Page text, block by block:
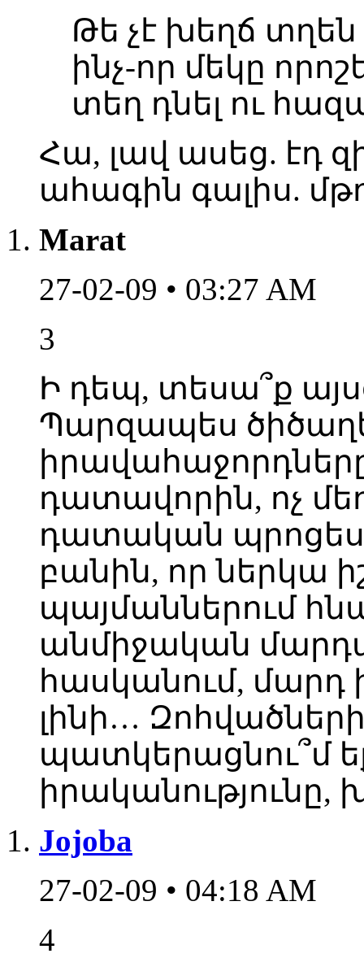
Թե չէ խեղճ տղեն
ինչ-որ մեկը
տեղ դնել ու
Հա, լավ ասեց. էդ
ահագին գալիս.
Marat
27-02-09 • 03:27 AM
3
Ի դեպ, տեսա՞ք
Պարզապես
դատավորին, ոչ
դատական
բանին, որ ներկա
պայմաններում
անմիջական
հասկանում, մարդ
լինի…
պատկերացնու՞մ
իրականությունը,
Jojoba
27-02-09 • 04:18 AM
4